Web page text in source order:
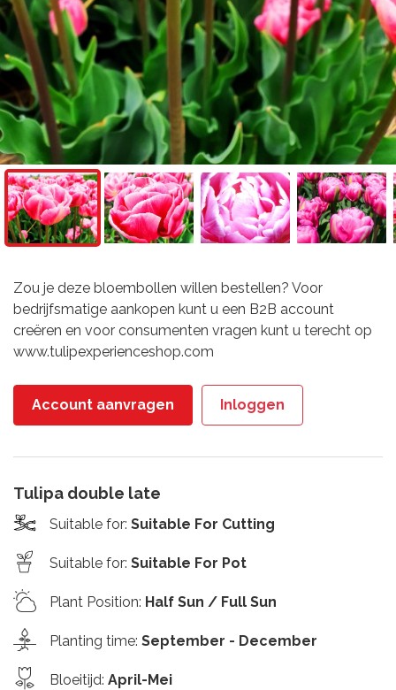
Zou je deze bloembollen willen bestellen? Voor
bedrijfsmatige aankopen kunt u een B2B account
creëren en voor consumenten vragen kunt u terecht op
www.tulipexperienceshop.com
Account aanvragen Inloggen
Tulipa double late
Suitable for: Suitable For Cutting
Suitable for: Suitable For Pot
Plant Position: Half Sun / Full Sun
Planting time: September - December
Bloeitijd: April-Mei